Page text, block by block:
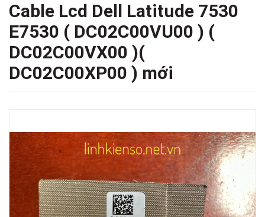
Cable Lcd Dell Latitude 7530
E7530 ( DC02C00VU00 ) (
DC02C00VX00 )(
DC02C00XP00 ) mới